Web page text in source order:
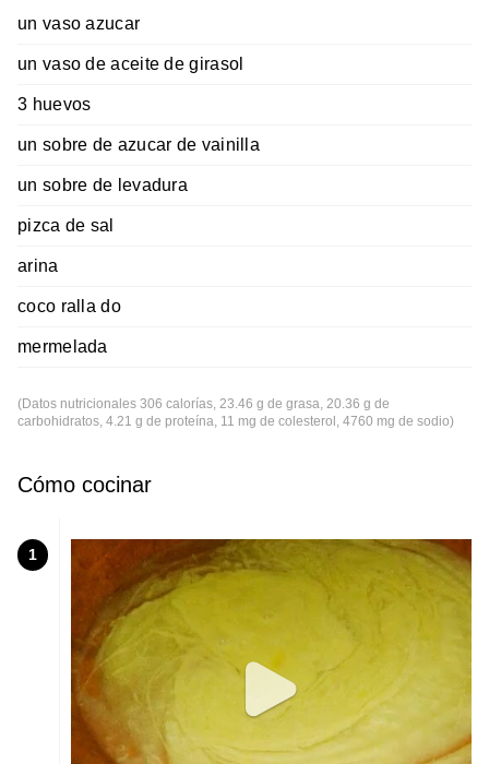
un vaso azucar
un vaso de aceite de girasol
3 huevos
un sobre de azucar de vainilla
un sobre de levadura
pizca de sal
arina
coco ralla do
mermelada
(Datos nutricionales 306 calorías, 23.46 g de grasa, 20.36 g de
carbohidratos, 4.21 g de proteína, 11 mg de colesterol, 4760 mg de sodio)
Cómo cocinar
1